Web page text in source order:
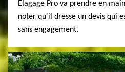
Elagage Pro va prendre en
noter qu'il dresse un devis qui
sans engagement.